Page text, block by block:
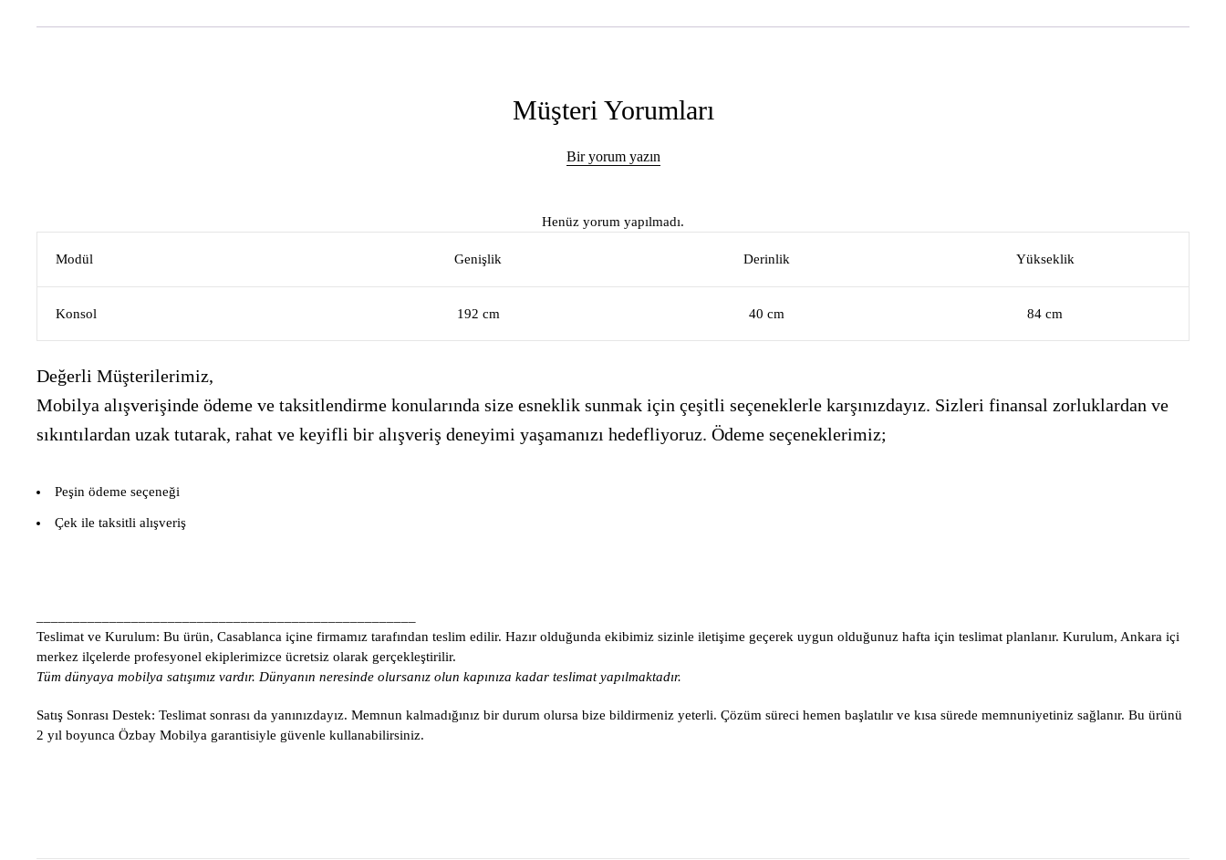
Müşteri Yorumları
Bir yorum yazın
Henüz yorum yapılmadı.
Modül Genişlik Derinlik Yükseklik
Konsol 192 cm 40 cm 84 cm
Değerli Müşterilerimiz,
Mobilya alışverişinde ödeme ve taksitlendirme konularında size esneklik sunmak için çeşitli seçeneklerle karşınızdayız. Sizleri finansal zorluklardan ve
sıkıntılardan uzak tutarak, rahat ve keyifli bir alışveriş deneyimi yaşamanızı hedefliyoruz. Ödeme seçeneklerimiz;
Peşin ödeme seçeneği
Çek ile taksitli alışveriş
Teslimat ve Kurulum: Bu ürün, Casablanca içine firmamız tarafından teslim edilir. Hazır olduğunda ekibimiz sizinle iletişime geçerek uygun olduğunuz hafta için teslimat planlanır. Kurulum, Ankara içi
merkez ilçelerde profesyonel ekiplerimizce ücretsiz olarak gerçekleştirilir.
Tüm dünyaya mobilya satışımız vardır. Dünyanın neresinde olursanız olun kapınıza kadar teslimat yapılmaktadır.
Satış Sonrası Destek: Teslimat sonrası da yanınızdayız. Memnun kalmadığınız bir durum olursa bize bildirmeniz yeterli. Çözüm süreci hemen başlatılır ve kısa sürede memnuniyetiniz sağlanır. Bu ürünü
2 yıl boyunca Özbay Mobilya garantisiyle güvenle kullanabilirsiniz.